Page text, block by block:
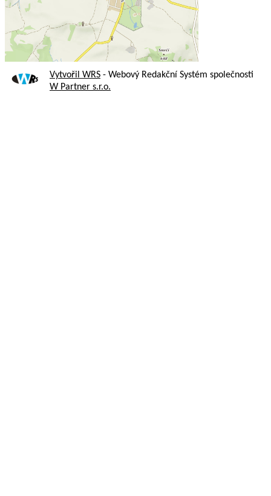
Vytvořil WRS - Webový Redakční Systém společnosti
W Partner s.r.o.